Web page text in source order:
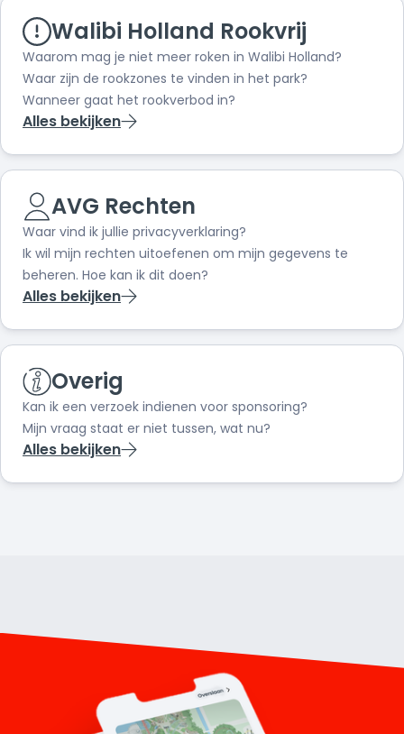
Walibi Holland Rookvrij
Waarom mag je niet meer roken in Walibi Holland?
Waar zijn de rookzones te vinden in het park?
Wanneer gaat het rookverbod in?
Alles bekijken
AVG Rechten
Waar vind ik jullie privacyverklaring?
Ik wil mijn rechten uitoefenen om mijn gegevens te
beheren. Hoe kan ik dit doen?
Alles bekijken
Overig
Kan ik een verzoek indienen voor sponsoring?
Mijn vraag staat er niet tussen, wat nu?
Alles bekijken